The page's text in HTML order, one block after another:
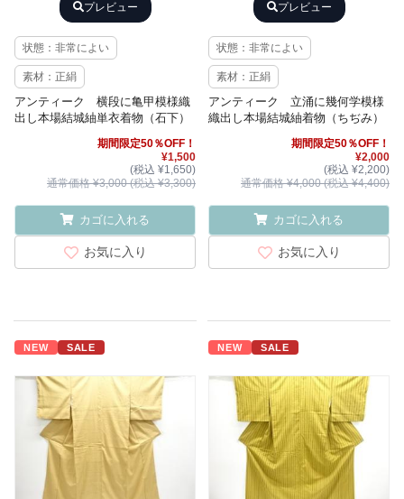
プレビュー
状態：非常によい
素材：正絹
アンティーク 横段に亀甲模様織
出し本場結城紬単衣着物（石下）
期間限定50％OFF！
¥1,500
(税込 ¥1,650)
通常価格 ¥3,000 (税込 ¥3,300)
カゴに入れる
お気に入り
プレビュー
状態：非常によい
素材：正絹
アンティーク 立涌に幾何学模様
織出し本場結城紬着物（ちぢみ）
期間限定50％OFF！
¥2,000
(税込 ¥2,200)
通常価格 ¥4,000 (税込 ¥4,400)
カゴに入れる
お気に入り
NEW SALE NEW SALE